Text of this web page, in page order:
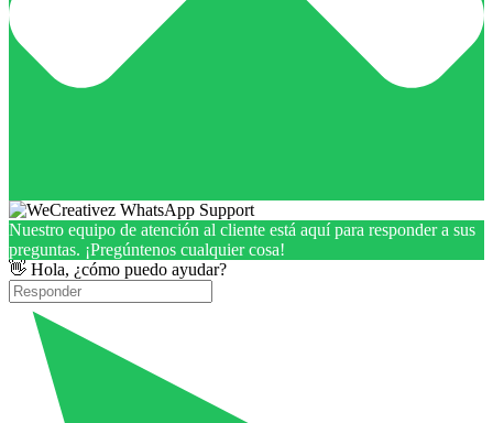
Nuestro equipo de atención al cliente está aquí para responder a sus
preguntas. ¡Pregúntenos cualquier cosa!
👋 Hola, ¿cómo puedo ayudar?